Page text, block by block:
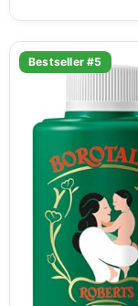
Bestseller #5